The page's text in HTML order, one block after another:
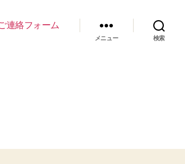
連絡フォーム
メニュー 検索